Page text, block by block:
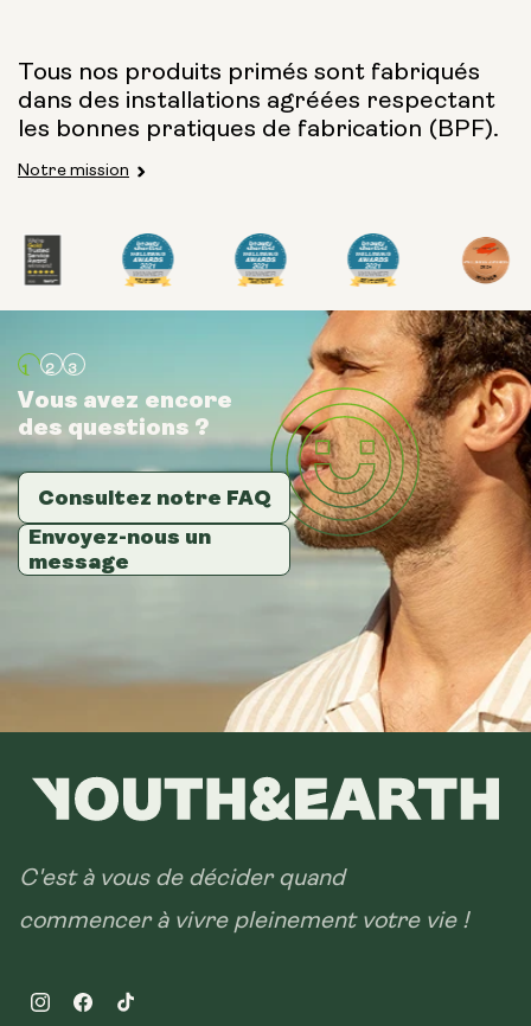
Tous nos produits primés sont fabriqués
dans des installations agréées respectant
les bonnes pratiques de fabrication (BPF).
Notre mission
Vous avez encore
des questions ?
Consultez notre FAQ
Envoyez-nous un
message
Vous avez encore
des questions ?
Consultez notre FAQ
Envoyez-nous un
message
Vous avez encore
des questions ?
Consultez notre FAQ
Envoyez-nous un
message
C'est à vous de décider quand
commencer à vivre pleinement votre vie !
InstagramFacebookTikTok